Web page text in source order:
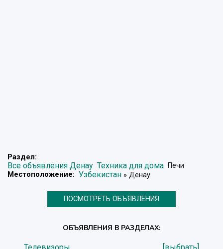
Раздел:
Все объявления Денау Техника для дома Печи
Местоположение: Узбекистан » Денау
ПОСМОТРЕТЬ ОБЪЯВЛЕНИЯ
ОБЪЯВЛЕНИЯ В РАЗДЕЛАХ: